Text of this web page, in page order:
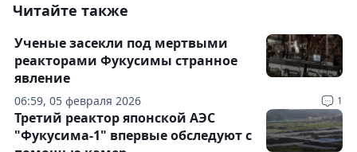
Читайте также
06:59, 05 февраля 2026 1
Ученые засекли под мертвыми
реакторами Фукусимы странное
явление
Третий реактор японской АЭС
"Фукусима-1" впервые обследуют с